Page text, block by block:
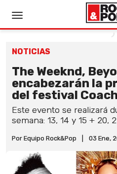
NOTICIAS
The Weeknd,
encabezarán la
del festival
Este evento se realizará
semana: 13, 14 y 15 + 20,
Por Equipo Rock&Pop 03 Ene,